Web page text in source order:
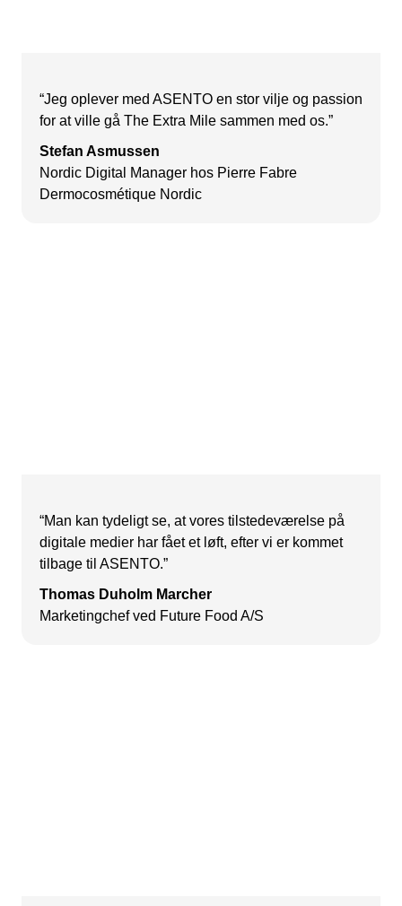
“Jeg oplever med ASENTO en stor vilje og passion
for at ville gå The Extra Mile sammen med os.”
Stefan Asmussen
Nordic Digital Manager hos Pierre Fabre
Dermocosmétique Nordic
“Man kan tydeligt se, at vores tilstedeværelse på
digitale medier har fået et løft, efter vi er kommet
tilbage til ASENTO.”
Thomas Duholm Marcher
Marketingchef ved Future Food A/S